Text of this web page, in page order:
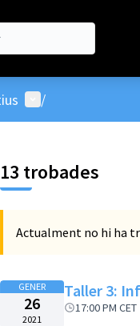
Menú d'usuari
/
13 trobades
Actualment no hi ha
GENER
26
2021
Taller 3:
17:00 PM CET